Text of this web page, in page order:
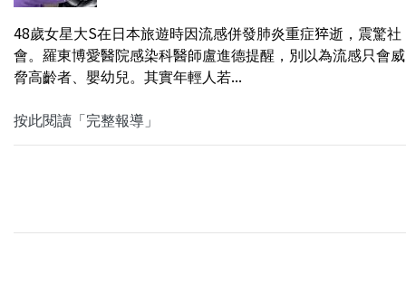
48歲女星大S在日本旅遊時因流感併發肺炎重症猝逝，震驚社
會。羅東博愛醫院感染科醫師盧進德提醒，別以為流感只會威
脅高齡者、嬰幼兒。其實年輕人若...
按此閱讀「完整報導」